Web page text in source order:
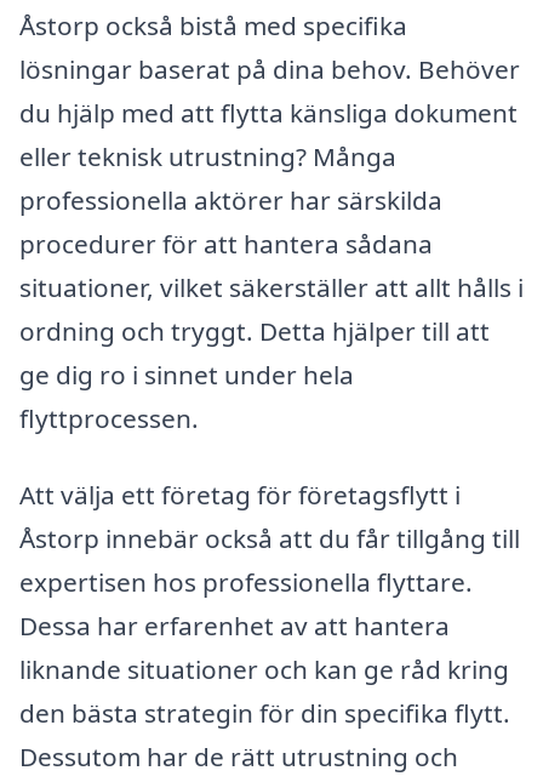
Åstorp också bistå med specifika
lösningar baserat på dina behov. Behöver
du hjälp med att flytta känsliga dokument
eller teknisk utrustning? Många
professionella aktörer har särskilda
procedurer för att hantera sådana
situationer, vilket säkerställer att allt hålls i
ordning och tryggt. Detta hjälper till att
ge dig ro i sinnet under hela
flyttprocessen.
Att välja ett företag för företagsflytt i
Åstorp innebär också att du får tillgång till
expertisen hos professionella flyttare.
Dessa har erfarenhet av att hantera
liknande situationer och kan ge råd kring
den bästa strategin för din specifika flytt.
Dessutom har de rätt utrustning och